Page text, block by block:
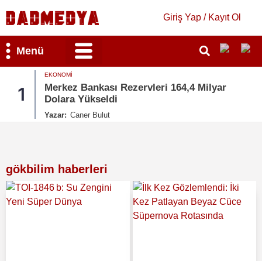
Giriş Yap / Kayıt Ol
Menü
Milyar 2
MGK Bildirisi Yayımlandı:
Türkiye’ Vurgusu
Yazar:
gökbilim haberleri